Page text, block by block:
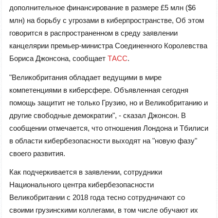
дополнительное финансирование в размере £5 млн ($6
млн) на борьбу с угрозами в киберпространстве, Об этом
говорится в распространенном в среду заявлении
канцелярии премьер-министра Соединенного Королевства
Бориса Джонсона, сообщает ТАСС.
"Великобритания обладает ведущими в мире
компетенциями в киберсфере. Объявленная сегодня
помощь защитит не только Грузию, но и Великобританию и
другие свободные демократии", - сказал Джонсон. В
сообщении отмечается, что отношения Лондона и Тбилиси
в области кибербезопасности выходят на "новую фазу"
своего развития.
Как подчеркивается в заявлении, сотрудники
Национального центра кибербезопасности
Великобритании с 2018 года тесно сотрудничают со
своими грузинскими коллегами, в том числе обучают их